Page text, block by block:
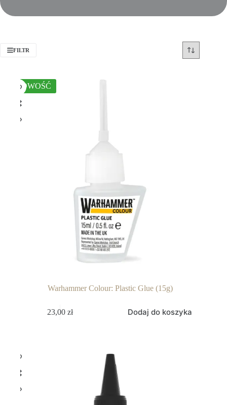
FILTR
NOWOŚĆ
Warhammer Colour: Plastic Glue (15g)
23,00zł Dodaj do koszyka